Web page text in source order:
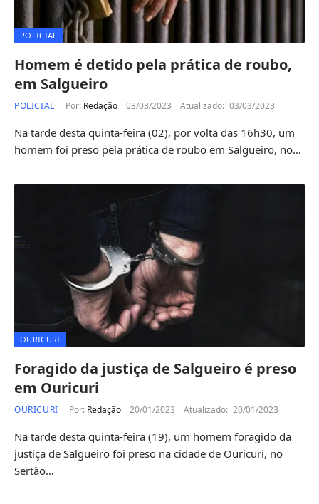
POLICIAL
Homem é detido pela prática de roubo,
em Salgueiro
POLICIAL Por: Redação 03/03/2023 Atualizado: 03/03/2023
Na tarde desta quinta-feira (02), por volta das 16h30, um
homem foi preso pela prática de roubo em Salgueiro, no…
OURICURI
Foragido da justiça de Salgueiro é preso
em Ouricuri
OURICURI Por: Redação 20/01/2023 Atualizado: 20/01/2023
Na tarde desta quinta-feira (19), um homem foragido da
justiça de Salgueiro foi preso na cidade de Ouricuri, no
Sertão…